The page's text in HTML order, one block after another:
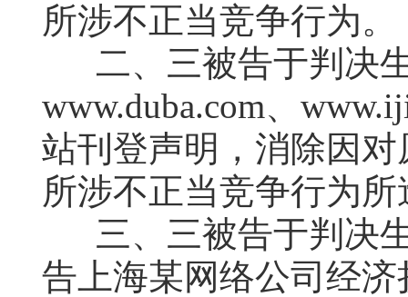
所涉不正当竞争行为。
二、三被告于判决
www.duba.com、
站刊登声明，消除因
所涉不正当竞争行为
三、三被告于判决
告上海某网络公司经